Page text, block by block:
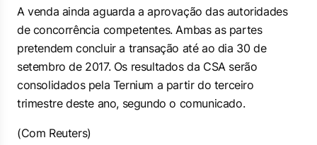
A venda ainda aguarda a aprovação das autoridades
de concorrência competentes. Ambas as partes
pretendem concluir a transação até ao dia 30 de
setembro de 2017. Os resultados da CSA serão
consolidados pela Ternium a partir do terceiro
trimestre deste ano, segundo o comunicado.
(Com Reuters)